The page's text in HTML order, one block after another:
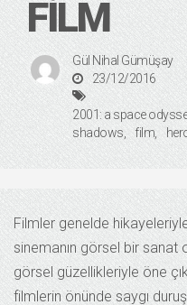
FILM
Gül Nihal Gümüşay
23/12/2016
2001: a space
shadows
film
Filmler genelde
sinemanın görsel bir sanat
görsel güzellikleriyle öne
filmlerin önünde saygı